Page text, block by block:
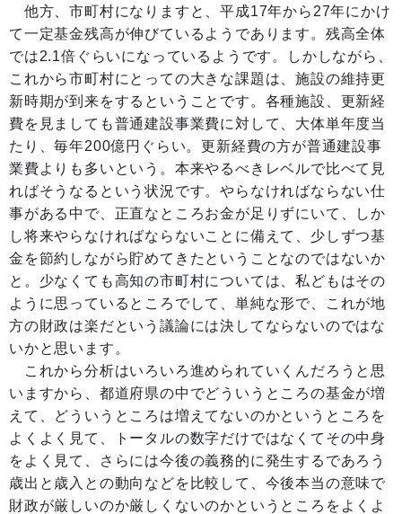
他方、市町村になりますと、平成17年から27年にかけ
て一定基金残高が伸びているようであります。残高全体
では2.1倍ぐらいになっているようです。しかしながら、
これから市町村にとっての大きな課題は、施設の維持更
新時期が到来をするということです。各種施設、更新経
費を見ましても普通建設事業費に対して、大体単年度当
たり、毎年200億円ぐらい。更新経費の方が普通建設事
業費よりも多いという。本来やるべきレベルで比べて見
ればそうなるという状況です。やらなければならない仕
事がある中で、正直なところお金が足りずにいて、しか
し将来やらなければならないことに備えて、少しずつ基
金を節約しながら貯めてきたということなのではないか
と。少なくても高知の市町村については、私どもはその
ように思っているところでして、単純な形で、これが地
方の財政は楽だという議論には決してならないのではな
いかと思います。
これから分析はいろいろ進められていくんだろうと思
いますから、都道府県の中でどういうところの基金が増
えて、どういうところは増えてないのかというところを
よくよく見て、トータルの数字だけではなくてその中身
をよく見て、さらには今後の義務的に発生するであろう
歳出と歳入との動向などを比較して、今後本当の意味で
財政が厳しいのか厳しくないのかというところをよくよ